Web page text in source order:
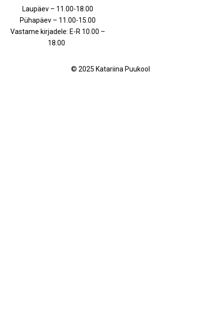
Laupäev – 11.00-18.00
Pühapäev – 11.00-15.00
Vastame kirjadele: E-R 10.00 –
18.00
© 2025 Katariina Puukool